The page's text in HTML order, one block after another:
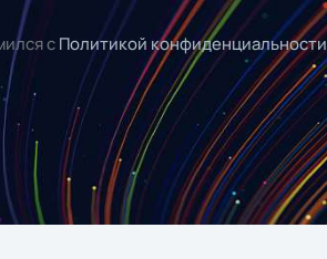
сПолитикой конфиденциальности